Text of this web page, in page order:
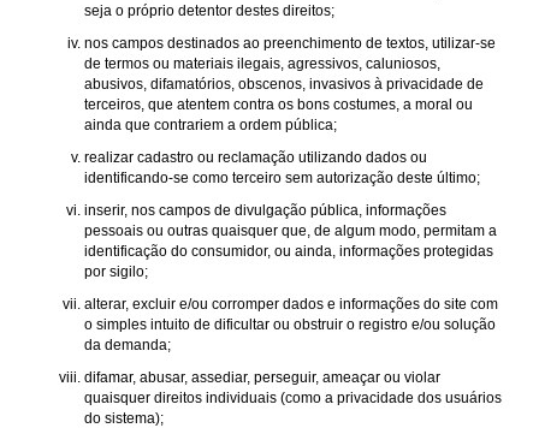
seja o próprio detentor destes direitos;
nos campos destinados ao preenchimento de textos, utilizar-se
de termos ou materiais ilegais, agressivos, caluniosos,
abusivos, difamatórios, obscenos, invasivos à privacidade de
terceiros, que atentem contra os bons costumes, a moral ou
ainda que contrariem a ordem pública;
realizar cadastro ou reclamação utilizando dados ou
identificando-se como terceiro sem autorização deste último;
inserir, nos campos de divulgação pública, informações
pessoais ou outras quaisquer que, de algum modo, permitam a
identificação do consumidor, ou ainda, informações protegidas
por sigilo;
alterar, excluir e/ou corromper dados e informações do site com
o simples intuito de dificultar ou obstruir o registro e/ou solução
da demanda;
difamar, abusar, assediar, perseguir, ameaçar ou violar
quaisquer direitos individuais (como a privacidade dos usuários
do sistema);